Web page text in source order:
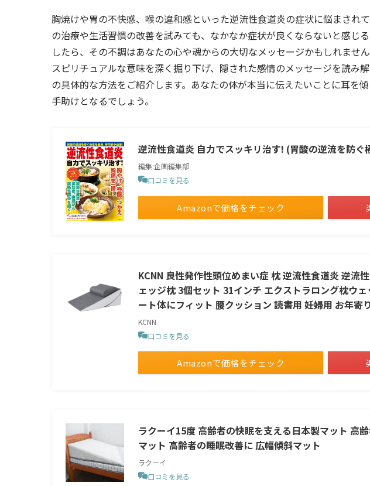
胸焼けや胃の不快感、喉の違和感といった逆流性食道炎の症状に悩まされ
の治療や生活習慣の改善を試みても、なかなか症状が良くならないと感じ
したら、その不調はあなたの心や魂からの大切なメッセージかもしれませ
スピリチュアルな意味を深く掘り下げ、隠された感情のメッセージを読み
の具体的な方法をご紹介します。あなたの体が本当に伝えたいことに耳を
手助けとなるでしょう。
逆流性食道炎 自力でスッキリ治す! (胃酸の逆流を防
編集:企画編集部
口コミを見る
Amazonで価格をチェック
KCNN 良性発作性頭位めまい症 枕 逆流性食道炎 逆流
ェッジ枕 3個セット 31インチ エクストラロング枕ウ
ート体にフィット 腰クッション 読書用 妊婦用 お年寄
KCNN
口コミを見る
Amazonで価格をチェック
ラクーイ15度 高齢者の快眠を支える日本製マット 高
マット 高齢者の睡眠改善に 広幅傾斜マット
ラクーイ
口コミを見る